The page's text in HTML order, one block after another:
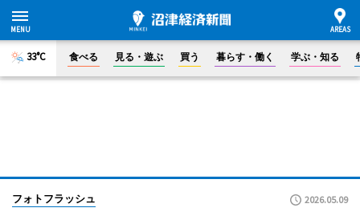
33°C 食べる 見る・遊ぶ 買う 暮らす・働く 学ぶ・知る
フォトフラッシュ 2026.05.09